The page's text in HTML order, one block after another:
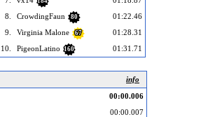
8.
CrowdingFaun 80
01:22.46
9.
Virginia Malone 67
01:28.31
10.
PigeonLatino 160 01:31.71
info
00:00.006
00:00.007